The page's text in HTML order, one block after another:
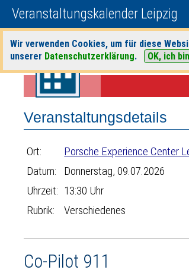
Veranstaltungskalender Leipzig
Wir verwenden Cookies, um für diese
unserer Datenschutzerklärung. OK, ich
Startseite>Veranstaltungen>Suche>
Veranstaltungsdetails
Ort:
Porsche Experience Center
Datum:
Donnerstag, 09.07.2026
Uhrzeit: 13:30 Uhr
Rubrik:
Verschiedenes
Co-Pilot 911